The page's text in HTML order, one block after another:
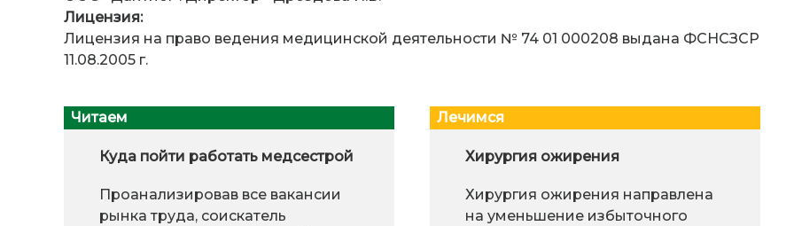
Лицензия:
Лицензия на право ведения медицинской деятельности № 74 01 000208 выдана ФСНСЗСР
11.08.2005 г.
Читаем
Куда пойти работать медсестрой
Проанализировав все вакансии
рынка труда, соискатель
Остеохондроз позвоночника и
Некоторые лечебные
Лечимся
Хирургия ожирения
Хирургия ожирения направлена
на уменьшение избыточного